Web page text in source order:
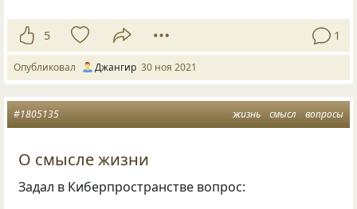
5 1
Опубликовал Джангир 30 ноя 2021
жизнь смысл вопросы
#1805135
О смысле жизни
Задал в Киберпространстве вопрос: